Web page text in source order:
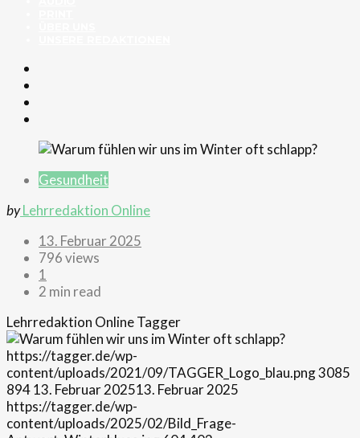
Gesundheit
byLehrredaktion Online
13. Februar 2025
796 views
1
2 min read
Lehrredaktion OnlineTagger
https://tagger.de/wp-
content/uploads/2021/09/TAGGER_Logo_blau.png3085
89413. Februar 202513. Februar 2025
https://tagger.de/wp-
content/uploads/2025/02/Bild_Frage-